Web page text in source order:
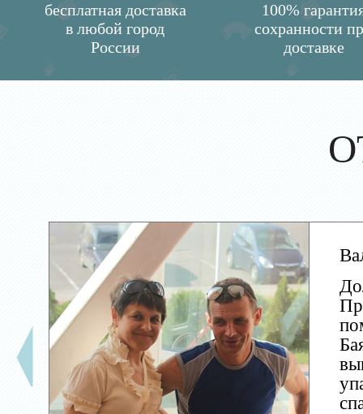
бесплатная доставка
в любой город
России
100%
сохранности
доставке